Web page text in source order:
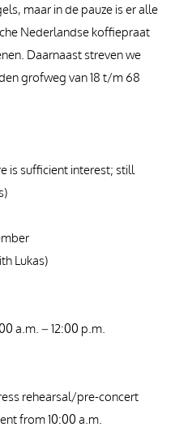
maar in de pauze is er alle
Nederlandse koffiepraat
Daarnaast streven we
grofweg van 18 t/m 68
is sufficient interest; still
Lukas)
a.m. – 12:00 p.m.
rehearsal/pre-concert
from 10:00 a.m.